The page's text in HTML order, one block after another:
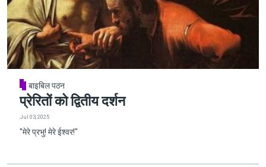
बाइबिल पठन
प्रेरितों को द्वितीय दर्शन
Jul 03, 2025
"मेरे प्रभु! मेरे ईश्वर!"